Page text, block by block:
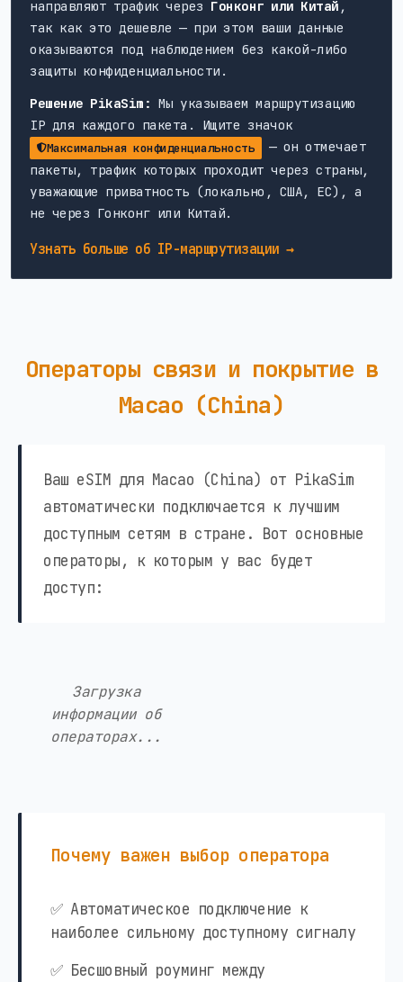
направляют трафик через Гонконг или Китай ,
так как это дешевле — при этом ваши данные
оказываются под наблюдением без какой-либо
защиты конфиденциальности.
Решение PikaSim: Мы указываем маршрутизацию
IP для каждого пакета. Ищите значок
Максимальная конфиденциальность
— он отмечает
пакеты, трафик которых проходит через страны,
уважающие приватность (локально, США, ЕС), а
не через Гонконг или Китай.
Узнать больше об IP-маршрутизации →
Операторы связи и покрытие в
Macao (China)
Ваш eSIM для Macao (China) от PikaSim
автоматически подключается к лучшим
доступным сетям в стране. Вот основные
операторы, к которым у вас будет
доступ:
Загрузка
информации об
операторах...
Почему важен выбор оператора
✅ Автоматическое подключение к
наиболее сильному доступному сигналу
✅ Бесшовный роуминг между